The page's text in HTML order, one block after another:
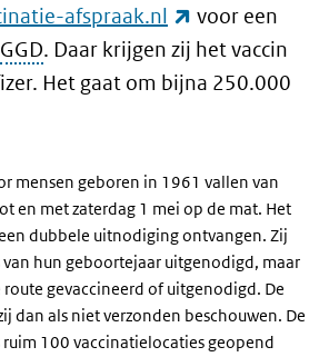
afspraak.nl
(externe link)
voor een
GGD. Daar krijgen zij het vaccin
Het gaat om bijna 250.000
mensen geboren in 1961 vallen van
en met zaterdag 1 mei op de mat. Het
dubbele uitnodiging ontvangen. Zij
hun geboortejaar uitgenodigd, maar
route gevaccineerd of uitgenodigd. De
dan als niet verzonden beschouwen. De
100 vaccinatielocaties geopend